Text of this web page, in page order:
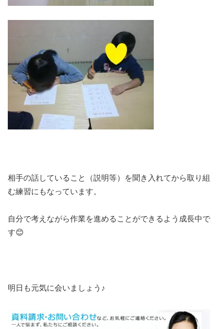
相手の話していること（説明等）を聞き入れてから取り組
む練習にもなっています。
自分で考えながら作業を進めることができるよう成長中で
す😊
明日も元気に会いましょう♪